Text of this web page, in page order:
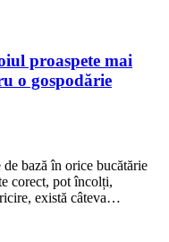
proaspete mai
o gospodărie
bază în orice bucătărie
corect, pot încolți,
există câteva…